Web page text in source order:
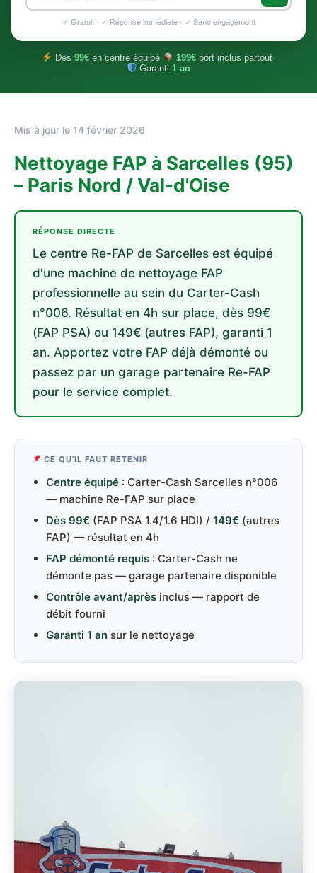
✓ Gratuit · ✓ Réponse immédiate · ✓ Sans engagement
Dès 99€ en centre équipé· 199€port inclus partout·
Garanti 1 an
Mis à jour le 14 février 2026
Nettoyage FAP à Sarcelles (95)
– Paris Nord / Val-d'Oise
RÉPONSE DIRECTE
Le centre Re-FAP de Sarcelles est équipé
d'une machine de nettoyage FAP
professionnelle au sein du Carter-Cash
n°006. Résultat en 4h sur place, dès 99€
(FAP PSA) ou 149€ (autres FAP), garanti 1
an. Apportez votre FAP déjà démonté ou
passez par un garage partenaire Re-FAP
pour le service complet.
CE QU'IL FAUT RETENIR
Centre équipé : Carter-Cash Sarcelles n°006
— machine Re-FAP sur place
Dès 99€ (FAP PSA 1.4/1.6 HDI) / 149€ (autres
FAP) — résultat en 4h
FAP démonté requis : Carter-Cash ne
démonte pas — garage partenaire disponible
Contrôle avant/après inclus — rapport de
débit fourni
Garanti 1 an sur le nettoyage